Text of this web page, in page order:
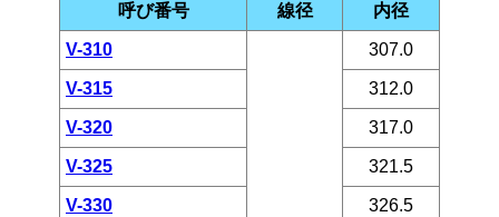
呼び番号 線径 内径
V-310 307.0
V-315 312.0
V-320 317.0
V-325 321.5
V-330 326.5